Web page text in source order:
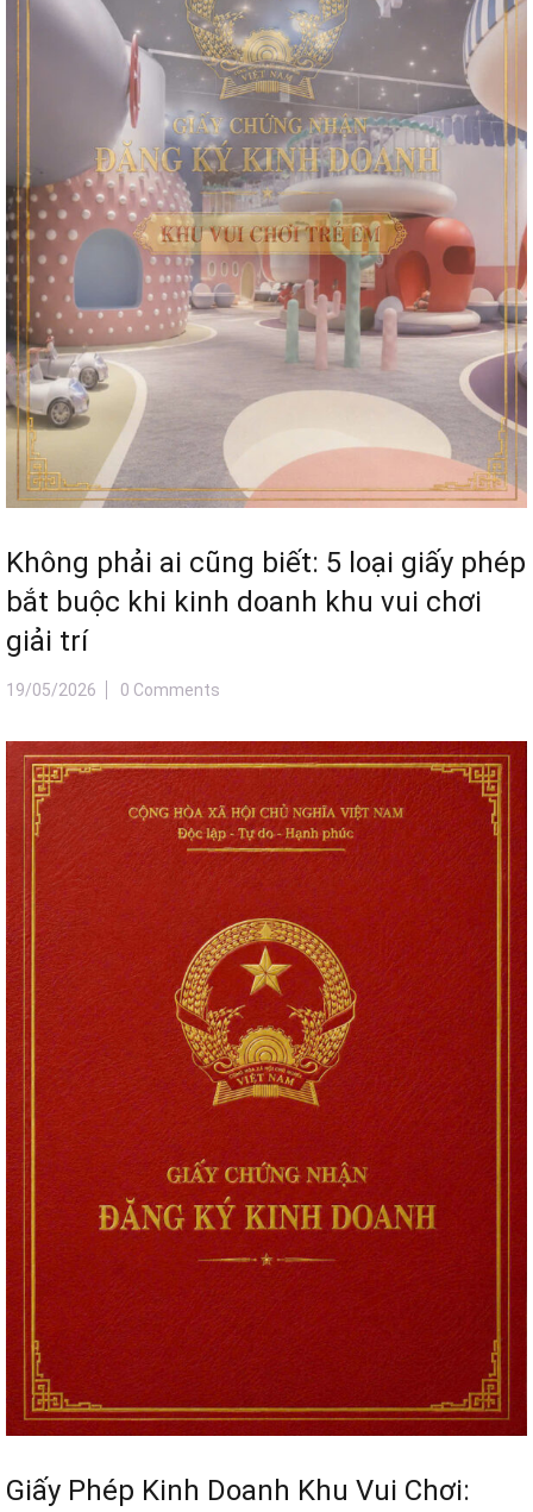
Không phải ai cũng biết: 5 loại giấy phép
bắt buộc khi kinh doanh khu vui chơi
giải trí
19/05/2026 0 Comments
Giấy Phép Kinh Doanh Khu Vui Chơi: